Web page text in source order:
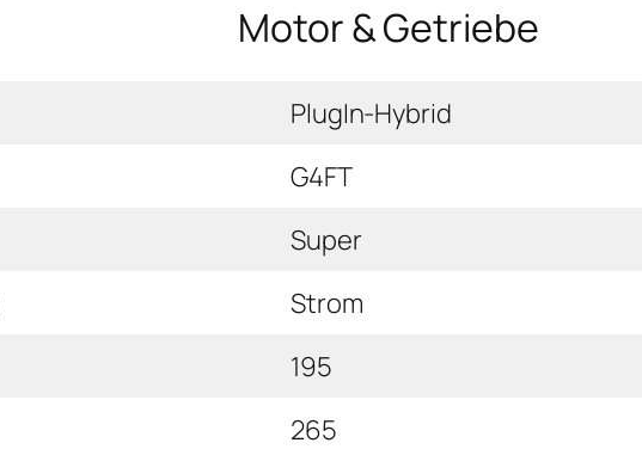
Motor & Getriebe
PlugIn-Hybrid
G4FT
Super
Strom
195
265